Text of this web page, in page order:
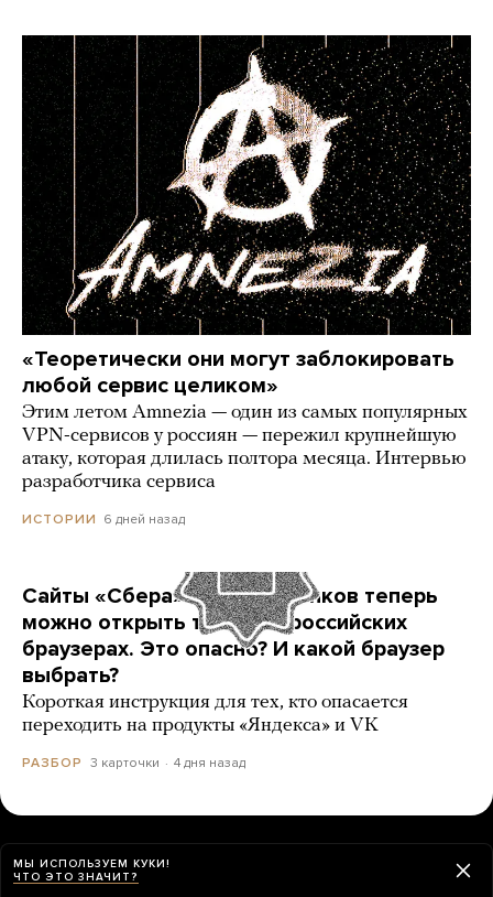
«Теоретически они могут заблокировать
любой сервис целиком»
Этим летом Amnezia — один из самых популярных
VPN-сервисов у россиян — пережил крупнейшую
атаку, которая длилась полтора месяца. Интервью
разработчика сервиса
ИСТОРИИ 6 дней назад
Сайты «Сбера» и других банков теперь
можно открыть только в российских
браузерах. Это опасно? И какой браузер
выбрать?
Короткая инструкция для тех, кто опасается
переходить на продукты «Яндекса» и VK
РАЗБОР 3 карточки 4 дня назад
МЫ ИСПОЛЬЗУЕМ КУКИ!
ЧТО ЭТО ЗНАЧИТ?